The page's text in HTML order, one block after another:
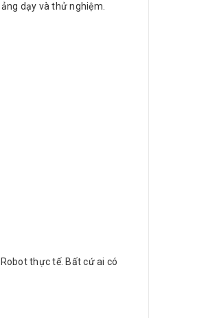
dạy và thử nghiệm.
thực tế. Bất cứ ai có